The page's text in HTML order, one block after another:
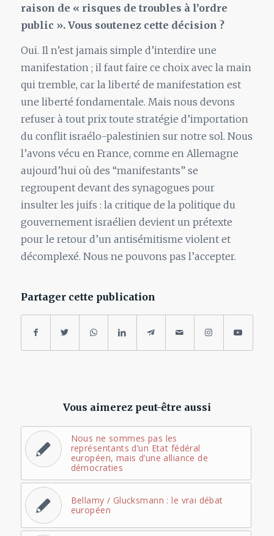
raison de « risques de troubles à l’ordre
public ». Vous soutenez cette décision ?
Oui. Il n’est jamais simple d’interdire une
manifestation ; il faut faire ce choix avec la main
qui tremble, car la liberté de manifestation est
une liberté fondamentale. Mais nous devons
refuser à tout prix toute stratégie d’importation
du conflit israélo-palestinien sur notre sol. Nous
l’avons vécu en France, comme en Allemagne
aujourd’hui où des “manifestants” se
regroupent devant des synagogues pour
insulter les juifs : la critique de la politique du
gouvernement israélien devient un prétexte
pour le retour d’un antisémitisme violent et
décomplexé. Nous ne pouvons pas l’accepter.
Partager cette publication
Vous aimerez peut-être aussi
Nous ne sommes pas les
représentants d’un Etat fédéral
européen, mais d’une alliance de
démocraties
Bellamy / Glucksmann : le vrai débat
européen